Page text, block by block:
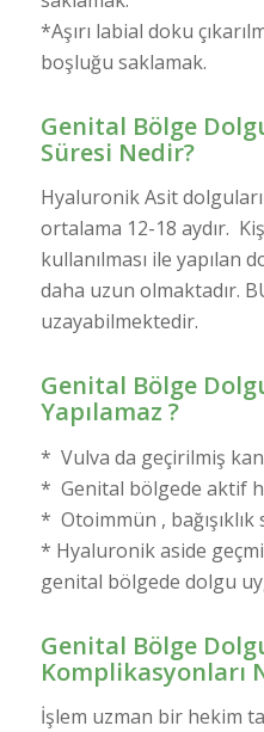
*Aşırı labial doku
boşluğu saklamak.
Genital Bölge
Süresi Nedir?
Hyaluronik Asit
ortalama 12-18 aydır.
kullanılması ile
daha uzun olmaktadır.
uzayabilmektedir.
Genital Bölge
Yapılamaz ?
* Vulva da geçirilmiş
* Genital bölgede aktif
* Otoimmün , bağışıklık
* Hyaluronik aside
genital bölgede dolgu
Genital Bölge
Komplikasyonları
İşlem uzman bir hekim